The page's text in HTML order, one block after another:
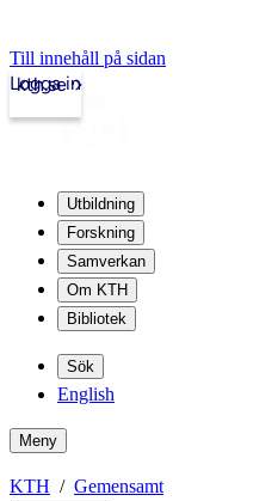
Till innehåll på sidan
kth.se
Logga in
Utbildning
Forskning
Samverkan
Om KTH
Bibliotek
Sök
English
Meny
KTH Gemensamt